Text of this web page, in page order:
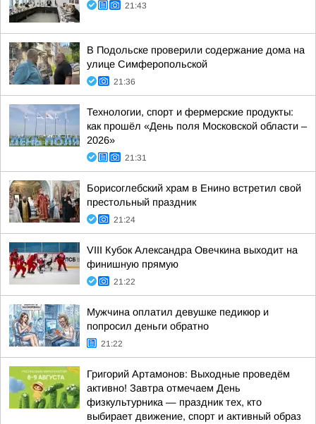
21:43
В Подольске проверили содержание дома на
улице Симферопольской
21:36
Технологии, спорт и фермерские продукты:
как прошёл «День поля Московской области –
2026»
21:31
Борисоглебский храм в Енино встретил свой
престольный праздник
21:24
VIII Кубок Александра Овечкина выходит на
финишную прямую
21:22
Мужчина оплатил девушке педикюр и
попросил деньги обратно
21:22
Григорий Артамонов: Выходные проведём
активно! Завтра отмечаем День
физкультурника — праздник тех, кто
выбирает движение, спорт и активный образ